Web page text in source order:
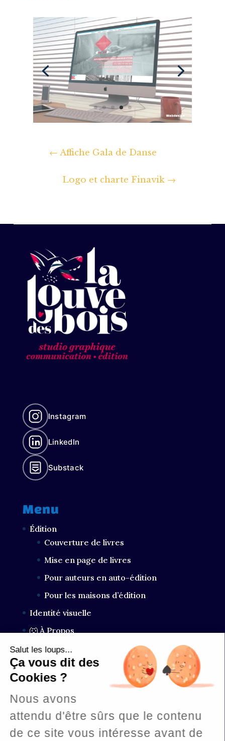
← Affiche Gala de Danse
Logo et charte Finavik →
Instagram
LinkedIn
Substack
Menu
Édition
Couverture de livres
Mise en page de livres
Pour auteurs en auto-édition
Pour les maisons d’édition
Identité visuelle
🐺 À Propos
Portfolio
💬 Les avis clients
🔸 Lettre hebdo Substack
Mentions légales
Sitemap
BLOG À la lisière du bois
Salut les loups...
Ça vous dit des
Cookies ?
Nous avons
attendu d'être sûrs que le contenu
de ce site vous intéresse avant de